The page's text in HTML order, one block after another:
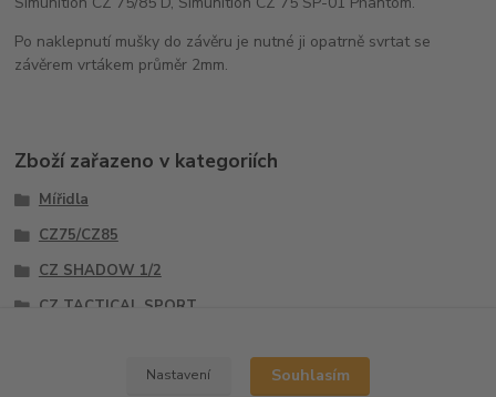
Po naklepnutí mušky do závěru je nutné ji opatrně svrtat se
závěrem vrtákem průměr 2mm.
Zboží zařazeno v kategoriích
Mířidla
CZ75/CZ85
CZ SHADOW 1/2
CZ TACTICAL SPORT
Nastavení Souhlasím